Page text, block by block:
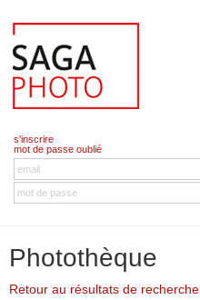
s'inscrire
mot de passe oublié
Photothèque
Retour au résultats de recherche